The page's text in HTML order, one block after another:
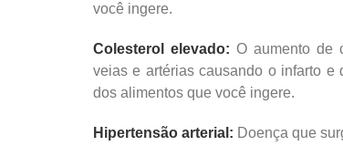
você ingere.
Colesterol elevado: O aumento de
veias e artérias causando o infarto e
dos alimentos que você ingere.
Hipertensão arterial: Doença que